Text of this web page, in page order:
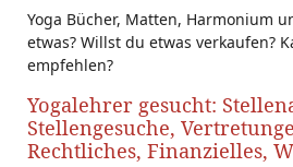
Yoga Bücher, Matten, Harmonium
etwas? Willst du etwas verkaufen?
empfehlen?
Yogalehrer gesucht:
Stellengesuche,
Rechtliches, Finanzielles,